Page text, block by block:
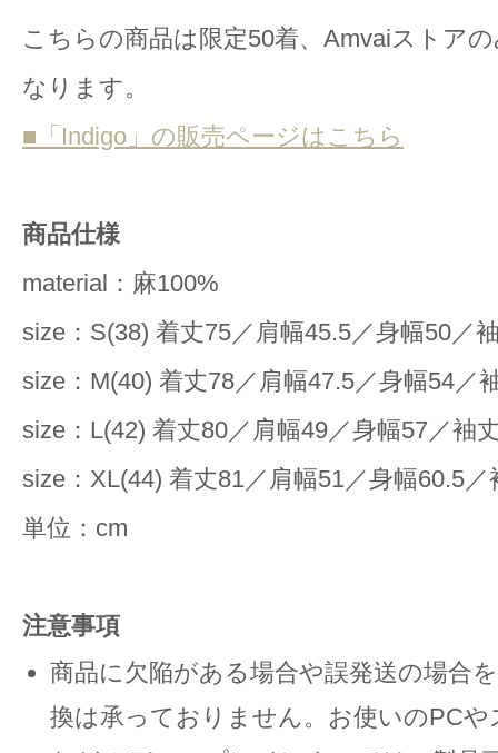
こちらの商品は限定50着、Amvaiストア
なります。
■「Indigo」の販売ページはこちら
商品仕様
material：麻100%
size：S(38) 着丈75／肩幅45.5／身幅50／
size：M(40) 着丈78／肩幅47.5／身幅54／
size：L(42) 着丈80／肩幅49／身幅57／袖
size：XL(44) 着丈81／肩幅51／身幅60.5／
単位：cm
注意事項
商品に欠陥がある場合や誤発送の場合
換は承っておりません。お使いのPC